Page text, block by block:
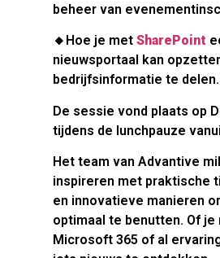
beheer van
🔸Hoe je met SharePoint
nieuwsportaal kan
bedrijfsinformatie te delen.
De sessie vond plaats op
tijdens de lunchpauze
Het team van Advantive
inspireren met praktische
en innovatieve manieren
optimaal te benutten. Of je
Microsoft 365 of al